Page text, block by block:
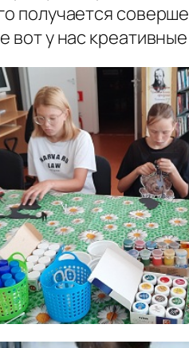
получается
вот у нас